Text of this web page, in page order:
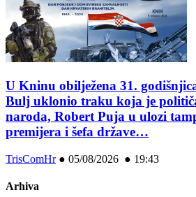
U Kninu obilježena 31.
Bulj uklonio traku koja je
naroda, Robert Puja u ulozi
premijera i šefa države…
TrisComHr● 05/08/2026 ● 19:43
Arhiva